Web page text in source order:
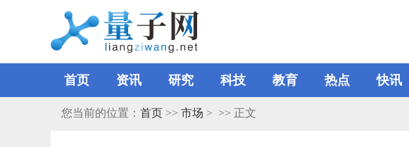
首页 资讯 研究 科技 教育 热点 快讯
您当前的位置： 首页 >> 市场 > >> 正文